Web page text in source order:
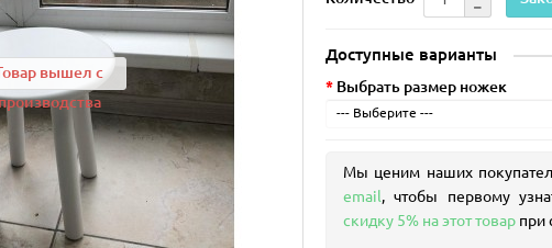
вышел с
Доступные варианты
Выбрать размер ножек
Мы ценим наших
email, чтобы первому
скидку 5% на этот товар при